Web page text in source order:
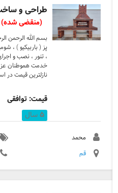
طراحی و ساخت
(منقضی شده)
بسم الله الرحمن
پز ( باربیکیو ) ،
، تنور ، نصب و
خدمت هموطنان
نازلترین قیمت در
ماست )
قیمت: توافقی
سال
محمد
قم